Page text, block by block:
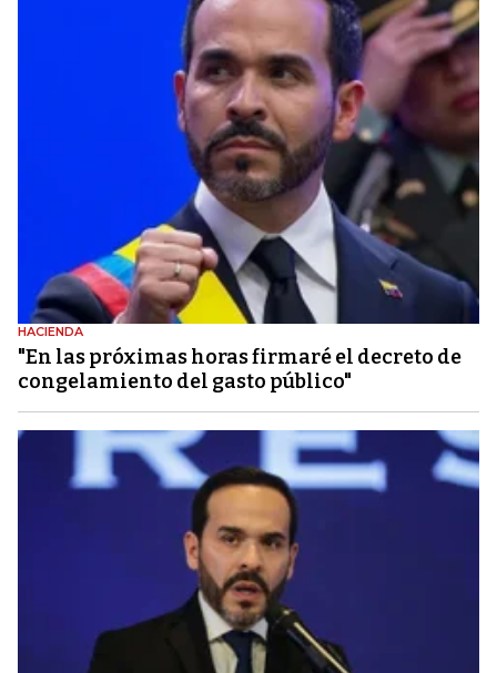
HACIENDA
"En las próximas horas firmaré el decreto de
congelamiento del gasto público"